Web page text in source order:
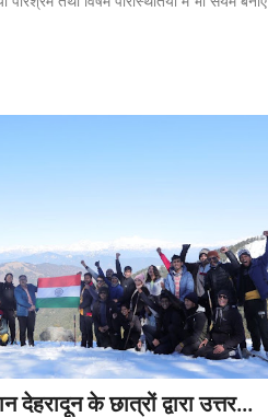
के छात्रों द्वारा उत्तर...